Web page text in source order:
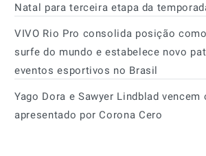
Natal para terceira etapa da
VIVO Rio Pro consolida posição
surfe do mundo e estabelece novo
eventos esportivos no Brasil
Yago Dora e Sawyer Lindblad vencem
apresentado por Corona Cero